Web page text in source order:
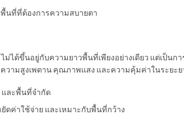
นที่ที่ต้องการความสบายตา
ม่ได้ขึ้นอยู่กับความยาวพื้นที่เพียงอย่างเดียว แต่เป็นกา
ามสูงเพดาน คุณภาพแสง และความคุ้มค่าในระยะย
และพื้นที่จำกัด
ดค่าใช้จ่าย และเหมาะกับพื้นที่กว้าง